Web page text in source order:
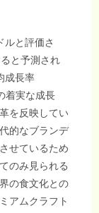
ルと評価さ
と予測され
成長率
着実な成長
を反映してい
的なブランデ
せているため
のみ見られる
の食文化との
アムクラフト